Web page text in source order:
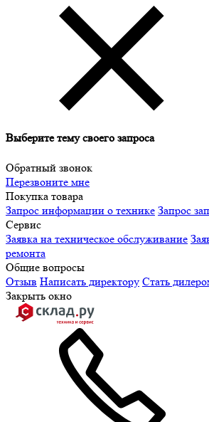
Выберите тему своего запроса
Обратный звонок
Перезвоните мне
Покупка товара
Запрос информации о технике Запрос
Сервис
Заявка на техническое обслуживание
ремонта
Общие вопросы
Отзыв Написать директору Стать
Закрыть окно